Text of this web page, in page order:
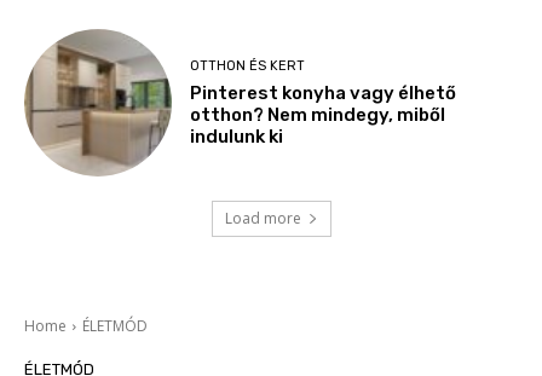
OTTHON ÉS KERT
Pinterest konyha vagy élhető
otthon? Nem mindegy, miből
indulunk ki
Load more